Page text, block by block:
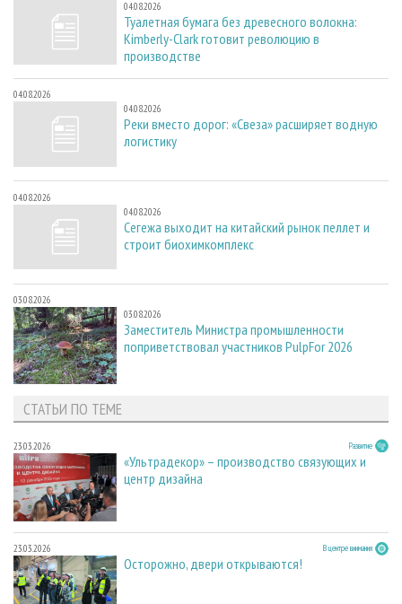
04.08.2026
Туалетная бумага без древесного волокна:
Kimberly-Clark готовит революцию в
производстве
04.08.2026
04.08.2026
Реки вместо дорог: «Свеза» расширяет водную
логистику
04.08.2026
04.08.2026
Сегежа выходит на китайский рынок пеллет и
строит биохимкомплекс
03.08.2026
03.08.2026
Заместитель Министра промышленности
поприветствовал участников PulpFor 2026
СТАТЬИ ПО ТЕМЕ
23.03.2026 Развитие
«Ультрадекор» – производство связующих и
центр дизайна
23.03.2026 В центре внимания
Осторожно, двери открываются!